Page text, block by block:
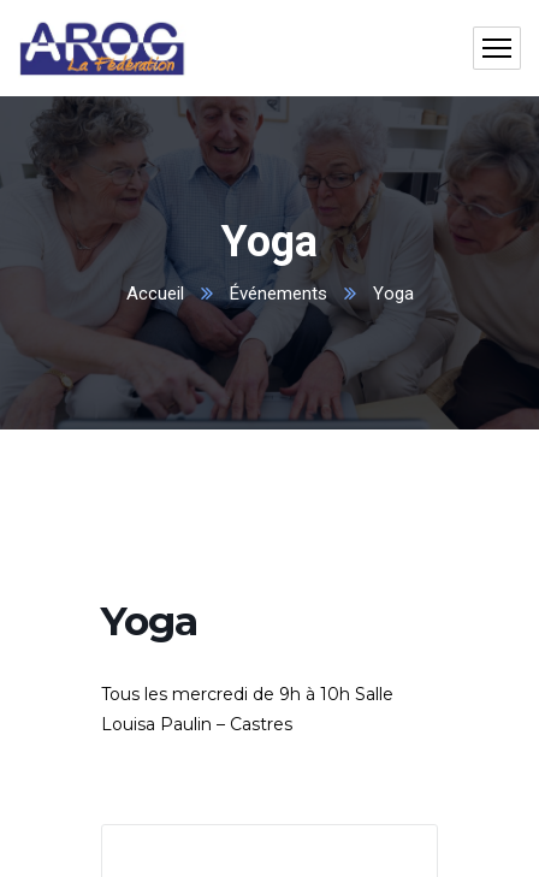
Yoga
Accueil Événements Yoga
Yoga
Tous les mercredi de 9h à 10h Salle
Louisa Paulin – Castres